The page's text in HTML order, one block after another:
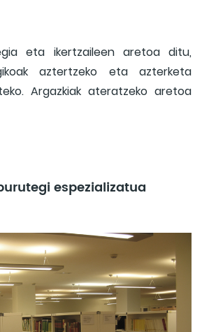
eta ikertzaileen aretoa ditu,
aztertzeko eta azterketa
Argazkiak ateratzeko aretoa
espezializatua